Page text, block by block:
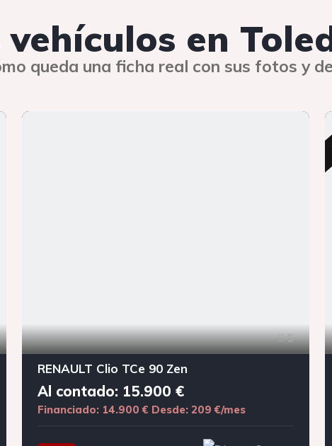
en
queda una ficha real con sus fotos y
5
RENAULT Clio TCe 90 Zen
Al contado: 15.900 €
Financiado: 14.900 € Desde: 209 €/mes